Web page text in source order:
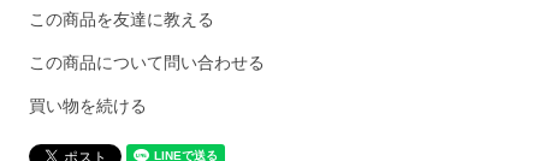
この商品を友達に教える
この商品について問い合わせる
買い物を続ける